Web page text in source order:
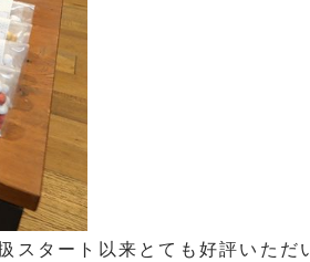
スタート以来とても好評いただ